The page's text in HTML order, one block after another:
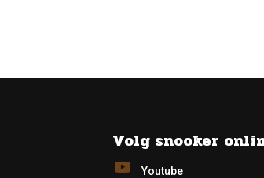
Volg snooker
Youtube